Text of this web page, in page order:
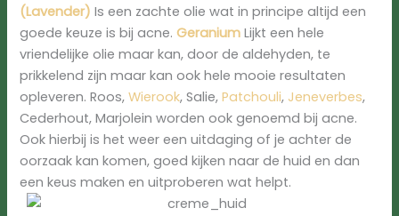
(Lavender) Is een zachte olie wat in principe altijd een
goede keuze is bij acne.Geranium Lijkt een hele
vriendelijke olie maar kan, door de aldehyden, te
prikkelend zijn maar kan ook hele mooie resultaten
opleveren. Roos,Wierook, Salie,Patchouli, Jeneverbes,
Cederhout, Marjolein worden ook genoemd bij acne.
Ook hierbij is het weer een uitdaging of je achter de
oorzaak kan komen, goed kijken naar de huid en dan
een keus maken en uitproberen wat helpt.